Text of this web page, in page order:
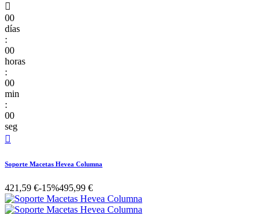

00
días
:
00
horas
:
00
min
:
00
seg

Soporte Macetas Hevea Columna
421,59 €-15%495,99 €